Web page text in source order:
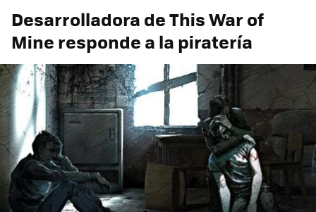
Desarrolladora de This War of
Mine responde a la piratería